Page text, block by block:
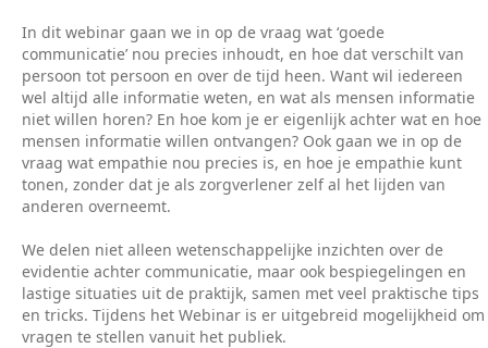
In dit webinar gaan we in op de vraag wat ‘goede
communicatie’ nou precies inhoudt, en hoe dat verschilt van
persoon tot persoon en over de tijd heen. Want wil iedereen
wel altijd alle informatie weten, en wat als mensen informatie
niet willen horen? En hoe kom je er eigenlijk achter wat en hoe
mensen informatie willen ontvangen? Ook gaan we in op de
vraag wat empathie nou precies is, en hoe je empathie kunt
tonen, zonder dat je als zorgverlener zelf al het lijden van
anderen overneemt.
We delen niet alleen wetenschappelijke inzichten over de
evidentie achter communicatie, maar ook bespiegelingen en
lastige situaties uit de praktijk, samen met veel praktische tips
en tricks. Tijdens het Webinar is er uitgebreid mogelijkheid om
vragen te stellen vanuit het publiek.